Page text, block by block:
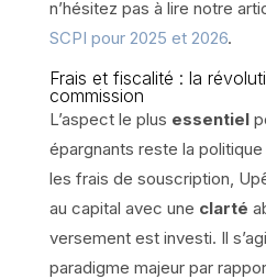
n’hésitez pas à lire notre
SCPI pour 2025 et 2026.
Frais et fiscalité : la
commission
L’aspect le plus essentiel
épargnants reste la
les frais de souscription,
au capital avec une clarté
versement est investi. Il
paradigme majeur par